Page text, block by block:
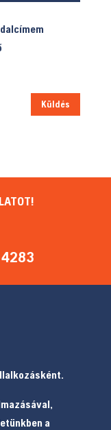
Küldés
4283
a